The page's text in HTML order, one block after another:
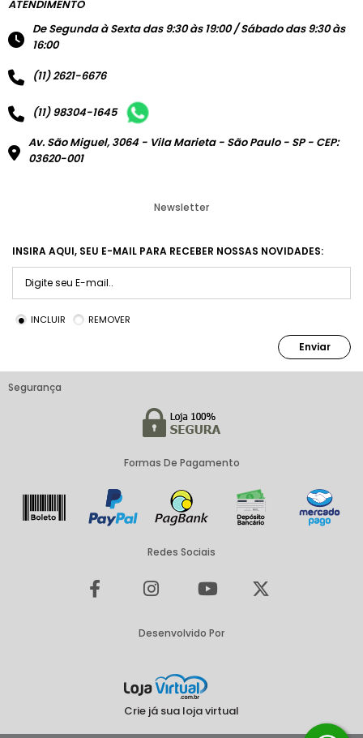
ATENDIMENTO
De Segunda à Sexta das 9:30 às 19:00 / Sábado das 9:30 às
16:00
(11) 2621-6676
(11) 98304-1645
Av. São Miguel, 3064 - Vila Marieta - São Paulo - SP - CEP:
03620-001
Newsletter
INSIRA AQUI, SEU E-MAIL PARA RECEBER NOSSAS NOVIDADES:
INCLUIR REMOVER
Enviar
Segurança
Formas De Pagamento
Redes Sociais
Desenvolvido Por
Crie já sua loja virtual